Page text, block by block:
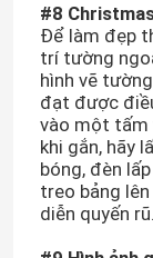
Yêu cầu báo
Chai thủy tinh
Thùng thủy
#8
Để làm đẹp
trí tường
hình vẽ
đạt được
vào một tấm
khi gắn, hãy
bóng, đèn
treo bảng
diễn quyến rũ.